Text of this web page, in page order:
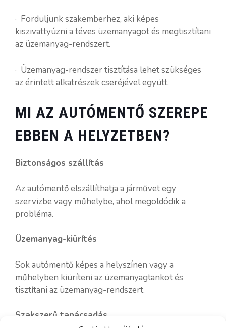
· Forduljunk szakemberhez, aki képes
kiszivattyúzni a téves üzemanyagot és megtisztítani
az üzemanyag-rendszert.
· Üzemanyag-rendszer tisztítása lehet szükséges
az érintett alkatrészek cseréjével együtt.
MI AZ AUTÓMENTŐ SZEREPE
EBBEN A HELYZETBEN?
Biztonságos szállítás
Az autómentő elszállíthatja a járművet egy
szervizbe vagy műhelybe, ahol megoldódik a
probléma.
Üzemanyag-kiürítés
Sok autómentő képes a helyszínen vagy a
műhelyben kiüríteni az üzemanyagtankot és
tisztítani az üzemanyag-rendszert.
Szakszerű tanácsadás